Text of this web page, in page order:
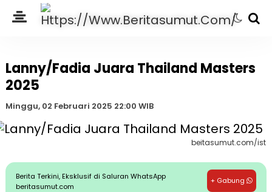
Lanny/Fadia Juara Thailand Masters
2025
Minggu, 02 Februari 2025 22:00 WIB
beitasumut.com/ist
Berita Terkini, Eksklusif di Saluran WhatsApp
beritasumut.com
+ Gabung